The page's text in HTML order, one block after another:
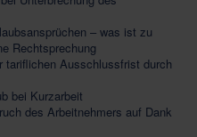
– was ist zu
Rechtsprechung
tariflichen Ausschlussfrist durch
bei Kurzarbeit
des Arbeitnehmers auf Dank